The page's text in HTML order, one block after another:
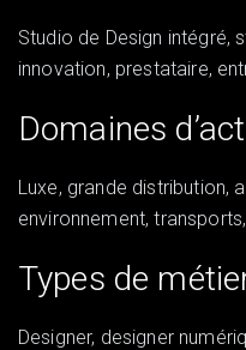
Studio de Design intégré,
innovation, prestataire,
Domaines
Luxe, grande distribution,
environnement,
Types de
Designer, designer